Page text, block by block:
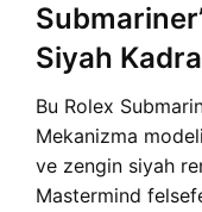
Siyah
Bu Rolex
Mekanizma
ve zengin siyah
Mastermind